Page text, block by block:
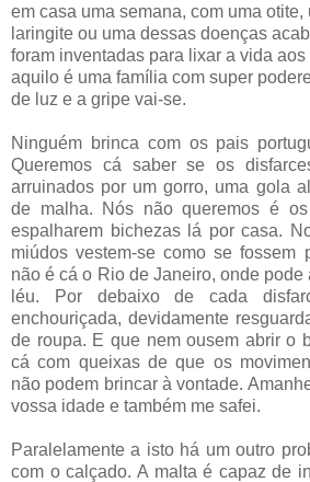
em casa uma semana, com uma otite,
laringite ou uma dessas doenças
foram inventadas para lixar a vida
aquilo é uma família com super
de luz e a gripe vai-se.
Ninguém brinca com os pais
Queremos cá saber se os
arruinados por um gorro, uma gola
de malha. Nós não queremos é
espalharem bichezas lá por casa.
miúdos vestem-se como se fossem
não é cá o Rio de Janeiro, onde
léu. Por debaixo de cada
enchouriçada, devidamente
de roupa. E que nem ousem abrir o
cá com queixas de que os
não podem brincar à vontade.
vossa idade e também me safei.
Paralelamente a isto há um outro
com o calçado. A malta é capaz de